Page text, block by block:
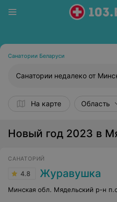
Санатории Беларуси
Санатории недалеко от
На карте Область
Новый год 2023 в
САНАТОРИЙ
4.8 Журавушка
Минская обл. Мядельский р-н